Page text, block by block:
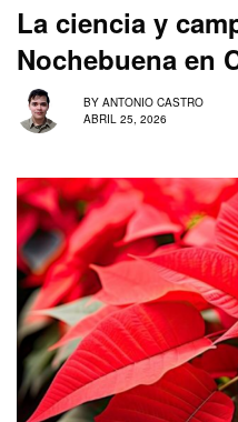
La ciencia y
Nochebuena en
BY ANTONIO CASTRO
ABRIL 25, 2026